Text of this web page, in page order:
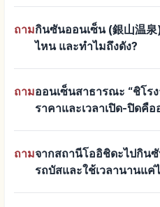
ถามกินซันออนเซ็น (銀山温
ไหน และทำไมถึงดัง?
ถามออนเซ็นสาธารณะ “ชิโรง
ราคาและเวลาเปิด-ปิดคือ
ถามจากสถานีโออิชิดะไปกิน
รถบัสและใช้เวลานานแค่